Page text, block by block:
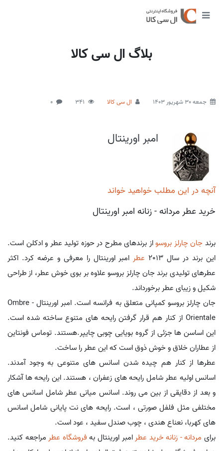
بلاگ ال سی کالا
جمعه 30 شهریور 1403 ال سی کالا 341
0
امبر اورینتال
آنچه در این مطلب خواهید خواند
خرید عطر مردانه - زنانه امبر اورینتال
برند جان چارلز بروسواز برندهای مطرح در حوزه تولید عطر و ادکلن است.
این برند در سال 2013
عطر امبر اورینتال را معرفی و عرضه کرد. اکثر
عطرهای تولیدی برند جان چارلز بروسو علاوه بر بوی خوش عطر، از طراحی
شکیل و زیبای عطر برخورداند.
جان چارلز بروسو کمپانی متعلق به فرانسه است. امبر اورینتال - Ombre
Orientale از کنار هم قرار گرفتن رایحه های متنوع ساخته شده است.
این اساسن ها جزئی از گروه بویایی چوبی چایپر.هستند. توماس فونتاین
از عطاران خلاق و خوش ذوق است که این عطر را ساخت.
عطرها از کنار هم چیده شدن اسانس های متنوعی به وجود آمدند.
اسانس اولیه عطر شامل رایحه های زعفران ، هستند. این رایحه ها آشکار
و بعد از دقایقی از بین می روند. اسانس میانی عطر شامل اسانس های
مختلفی مثل فلفل صورتی ، است. رایحه های نت پایانی شامل اسانس
های کهربا، نعناع هندی ، چوب صندل سفید ، عود است.
برای مردانه - زنانه خرید عطر امبر اورینتال به فروشگاه عطر مراجعه کنید.